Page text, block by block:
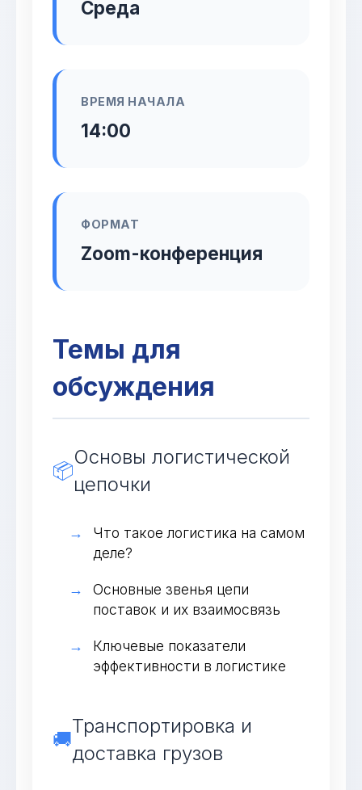
Среда
ВРЕМЯ НАЧАЛА
14:00
ФОРМАТ
Zoom-конференция
Темы для
обсуждения
📦
Основы логистической
цепочки
Что такое логистика на самом
деле?
Основные звенья цепи
поставок и их взаимосвязь
Ключевые показатели
эффективности в логистике
🚚
Транспортировка и
доставка грузов